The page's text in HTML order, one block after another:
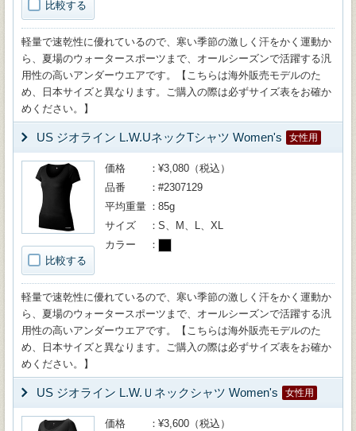
比較する
軽量で速乾性に優れているので、寒い季節の激しく汗をかく運動か
ら、夏場のウォータースポーツまで、オールシーズンで活躍する汎
用性の高いアンダーウエアです。【こちらは海外販売モデルのた
め、日本サイズと異なります。ご購入の際は必ずサイズ表をお確か
めください。】
US ジオライン L.W.UネックTシャツ Women's 女性用
比較する
価格
¥3,080（税込）
品番
#2307129
平均重量
85g
サイズ
S、M、L、XL
カラー
軽量で速乾性に優れているので、寒い季節の激しく汗をかく運動か
ら、夏場のウォータースポーツまで、オールシーズンで活躍する汎
用性の高いアンダーウエアです。【こちらは海外販売モデルのた
め、日本サイズと異なります。ご購入の際は必ずサイズ表をお確か
めください。】
US ジオライン L.W.Ｕネックシャツ Women's 女性用
価格
¥3,600（税込）